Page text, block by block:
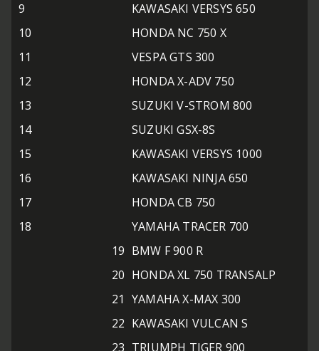
9
KAWASAKI VERSYS 650
10
HONDA NC 750 X
11
VESPA GTS 300
12
HONDA X-ADV 750
13
SUZUKI V-STROM 800
14
SUZUKI GSX-8S
15
KAWASAKI VERSYS 1000
16
KAWASAKI NINJA 650
17
HONDA CB 750
18
YAMAHA TRACER 700
19 BMW F 900 R
20 HONDA XL 750 TRANSALP
21 YAMAHA X-MAX 300
22 KAWASAKI VULCAN S
23 TRIUMPH TIGER 900